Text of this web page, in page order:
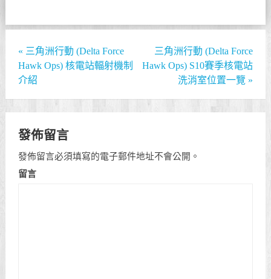
« 三角洲行動 (Delta Force
Hawk Ops) 核電站輻射機制
介紹
三角洲行動 (Delta Force
Hawk Ops) S10賽季核電站
洗消室位置一覽 »
發佈留言
發佈留言必須填寫的電子郵件地址不會公開。
留言